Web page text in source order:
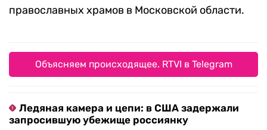
православных храмов в Московской области.
Объясняем происходящее. RTVI в Telegram
Ледяная камера и цепи: в США задержали
запросившую убежище россиянку